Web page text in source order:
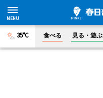
35°C 食べる 見る・遊ぶ